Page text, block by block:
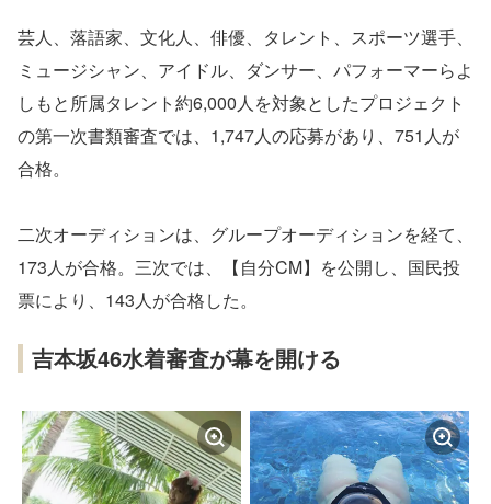
芸人、落語家、文化人、俳優、タレント、スポーツ選手、
ミュージシャン、アイドル、ダンサー、パフォーマーらよ
しもと所属タレント約6,000人を対象としたプロジェクト
の第一次書類審査では、1,747人の応募があり、751人が
合格。
二次オーディションは、グループオーディションを経て、
173人が合格。三次では、【自分CM】を公開し、国民投
票により、143人が合格した。
吉本坂46水着審査が幕を開ける